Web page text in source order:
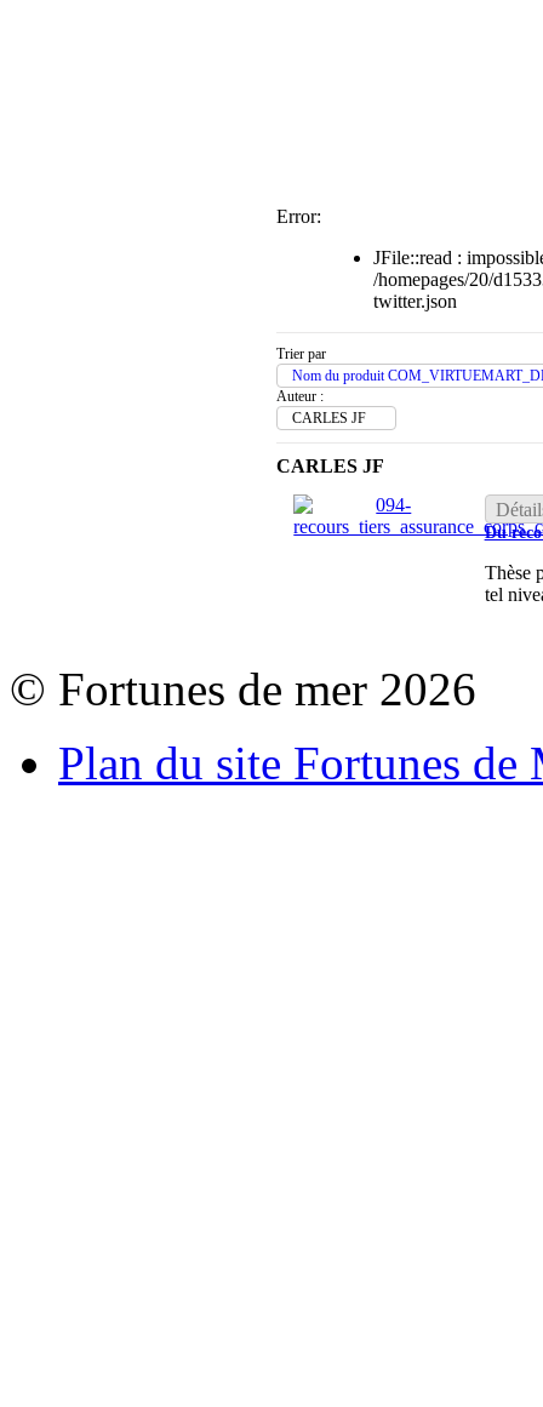
Error:
JFile::read :
/homepages/20/
twitter.json
Trier par
Nom du produit
Auteur :
CARLES JF
CARLES JF
Du
Thèse
tel
© Fortunes de mer 2026
Plan du site Fortunes de